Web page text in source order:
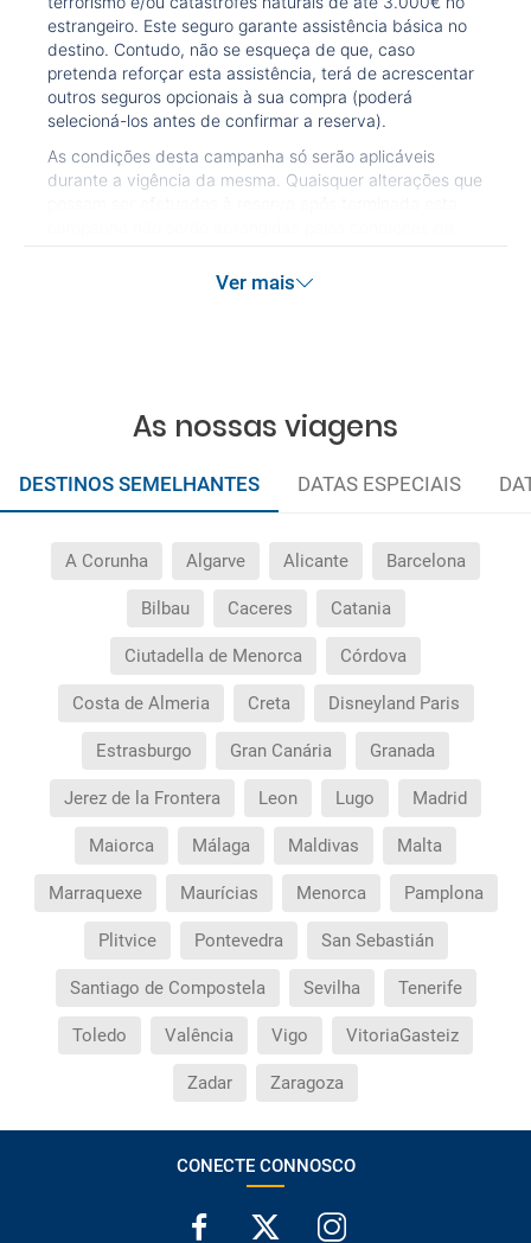
estrangeiro. Este seguro garante assistência básica no
destino. Contudo, não se esqueça de que, caso
pretenda reforçar esta assistência, terá de acrescentar
outros seguros opcionais à sua compra (poderá
selecioná-los antes de confirmar a reserva).
As condições desta campanha só serão aplicáveis
durante a vigência da mesma. Quaisquer alterações que
Ver mais
As nossas viagens
DESTINOS SEMELHANTES DATAS ESPECIAIS
A Corunha Algarve Alicante Barcelona
Bilbau Caceres Catania
Ciutadella de Menorca Córdova
Costa de Almeria Creta Disneyland Paris
Estrasburgo Gran Canária Granada
Jerez de la Frontera Leon Lugo Madrid
Maiorca Málaga Maldivas Malta
Marraquexe Maurícias Menorca Pamplona
Plitvice Pontevedra San Sebastián
Santiago de Compostela Sevilha Tenerife
Toledo Valência Vigo VitoriaGasteiz
Zadar Zaragoza
CONECTE CONNOSCO